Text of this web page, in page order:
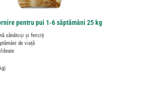
pentru pui 1-6 săptămâni 25 kg
sănătoși și fericiți
de viață